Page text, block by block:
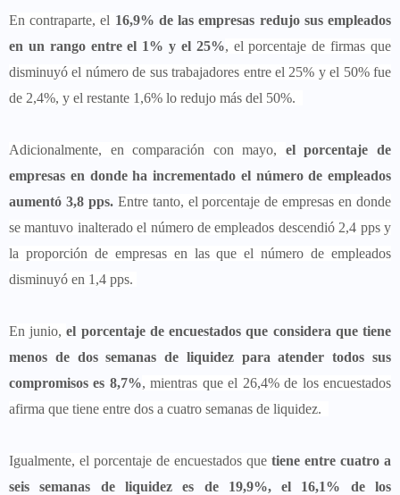
En contraparte, el 16,9% de las empresas redujo sus empleados
en un rango entre el 1% y el 25%, el porcentaje de firmas que
disminuyó el número de sus trabajadores entre el 25% y el 50% fue
de 2,4%, y el restante 1,6% lo redujo más del 50%.
Adicionalmente, en comparación con mayo,
el porcentaje de
empresas en donde ha incrementado el número de empleados
aumentó 3,8 pps. Entre tanto, el porcentaje de empresas en donde
se mantuvo inalterado el número de empleados descendió 2,4 pps y
la proporción de empresas en las que el número de empleados
disminuyó en 1,4 pps.
En junio,el porcentaje de encuestados que considera que tiene
menos de dos semanas de liquidez para atender todos sus
compromisos es 8,7%, mientras que el 26,4% de los encuestados
afirma que tiene entre dos a cuatro semanas de liquidez.
Igualmente, el porcentaje de encuestados que tiene entre cuatro a
seis semanas de liquidez es de 19,9%, el 16,1% de los